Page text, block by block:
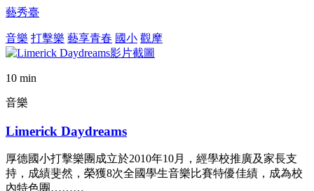
藝秀臺
音樂 打擊樂 藝享青春 國小 觀摩
10 min
音樂
Limerick Daydreams
厚德國小打擊樂團成立於2010年10月，經學校推廣及家長支
持，成績斐然，榮獲8次全國學生音樂比賽特優佳績，成為校
內特色團………